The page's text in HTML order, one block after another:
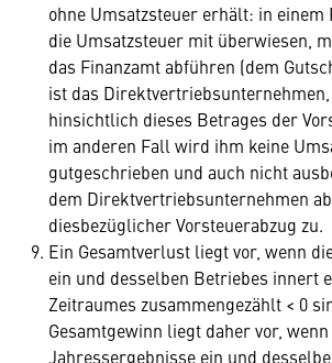
ohne Umsatzsteuer erhält: in
die Umsatzsteuer mit überwiesen,
das Finanzamt abführen (dem
ist das
hinsichtlich dieses Betrages der
im anderen Fall wird ihm keine
gutgeschrieben und auch nicht
dem Direktvertriebsunternehmen
diesbezüglicher Vorsteuerabzug zu.
Ein Gesamtverlust liegt vor, wenn
ein und desselben Betriebes innert
Zeitraumes zusammengezählt < 0
Gesamtgewinn liegt daher vor,
Jahressergebnisse ein und